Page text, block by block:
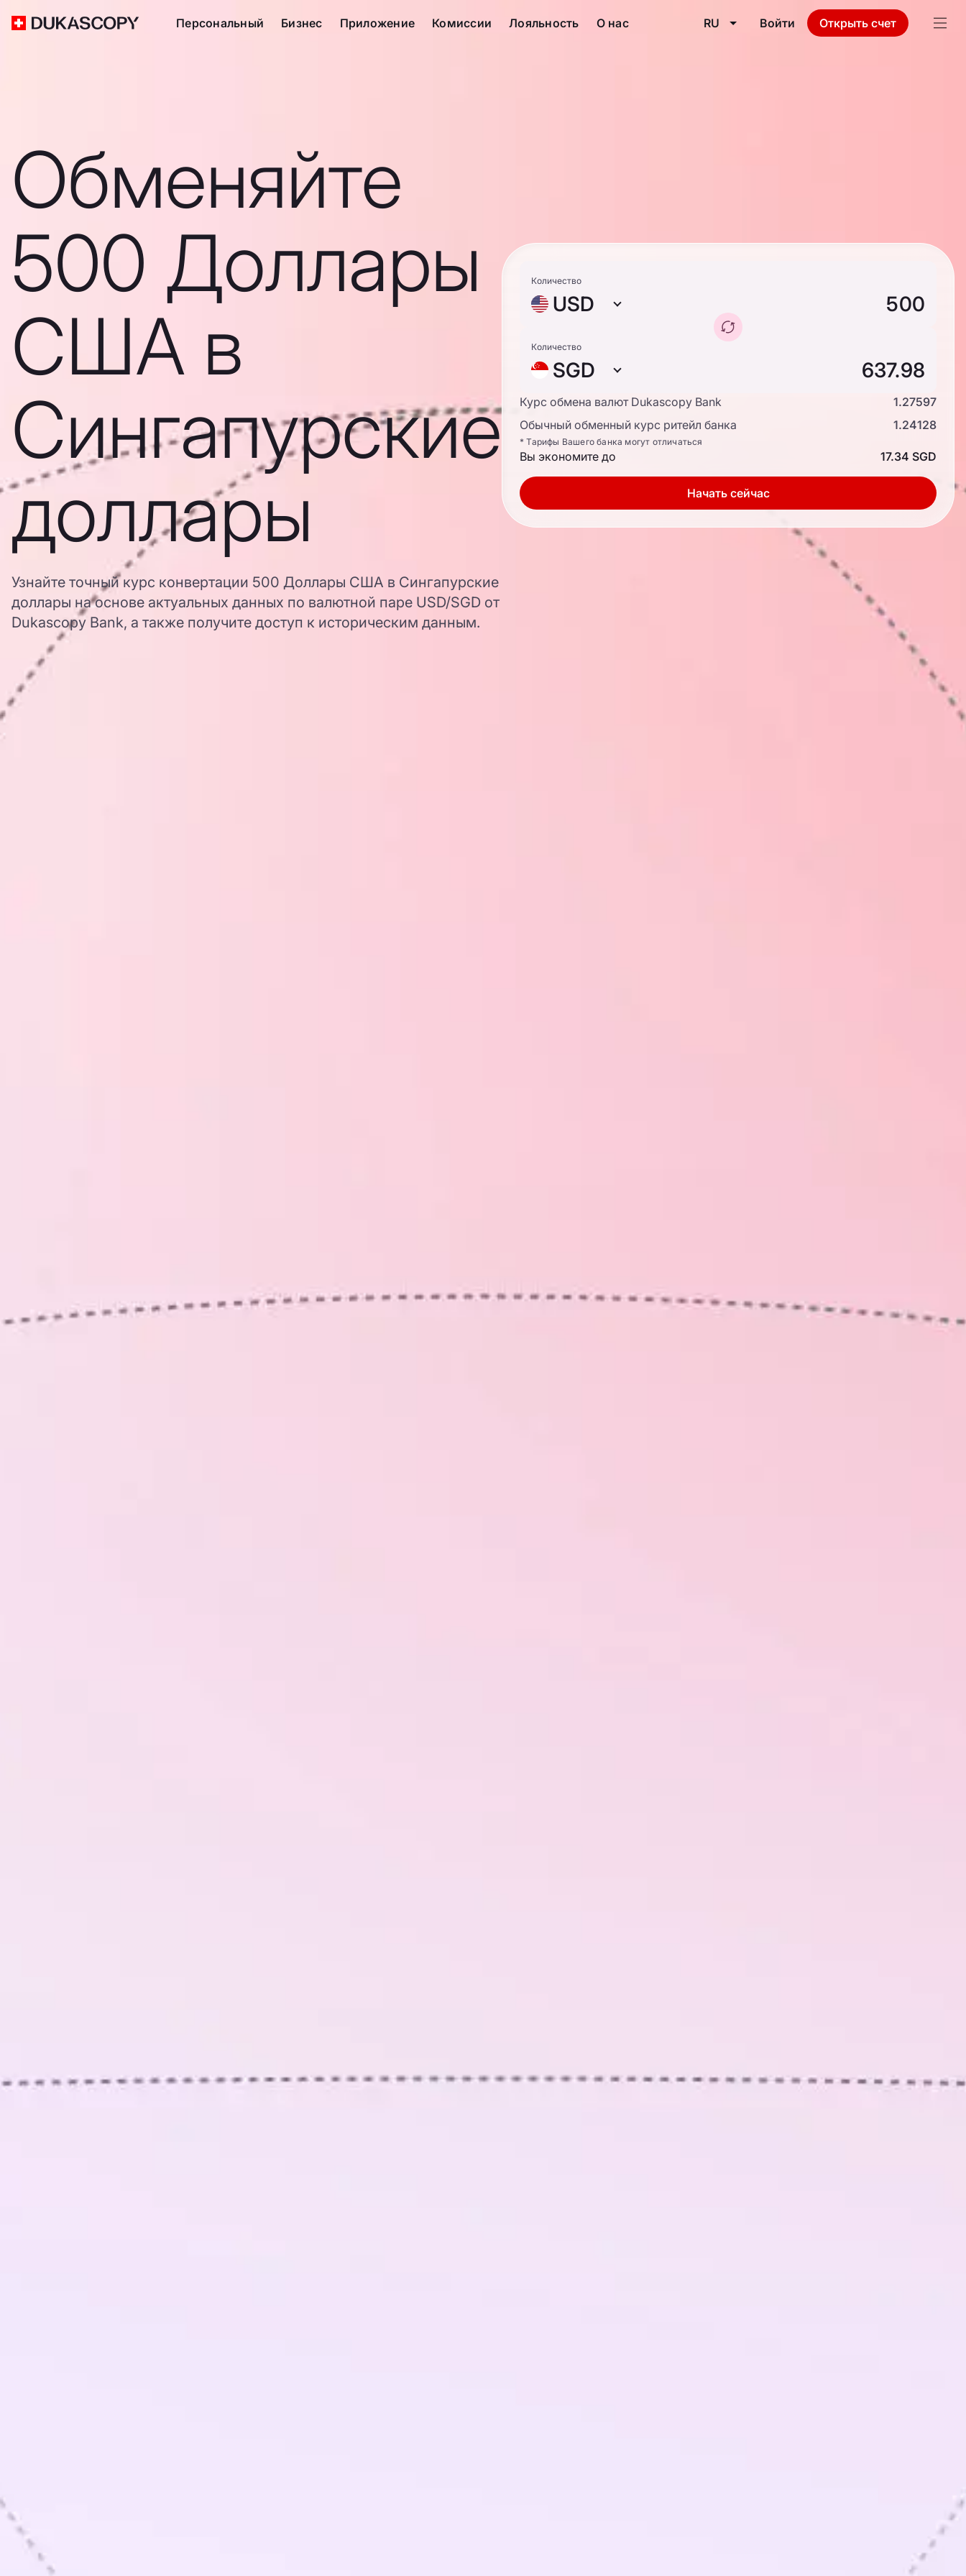
Персональный Бизнес Приложение Комиссии Лояльность О нас RU Войти Открыть счет
Обменяйте
500 Доллары
США в
Сингапурские
доллары
Узнайте точный курс конвертации 500 Доллары США в Сингапурские
доллары на основе актуальных данных по валютной паре USD/SGD от
Dukascopy Bank, а также получите доступ к историческим данным.
Количество
USD
Количество
SGD
Курс обмена валют Dukascopy Bank
1.27597
Обычный обменный курс ритейл банка
1.24128
* Тарифы Вашего банка могут отличаться
Вы экономите до 17.34 SGD
Начать сейчас